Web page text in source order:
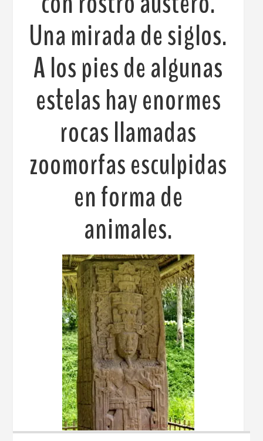
Una mirada de siglos.
A los pies de algunas
estelas hay enormes
rocas llamadas
zoomorfas esculpidas
en forma de
animales.